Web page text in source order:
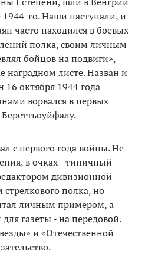
1944-го. Наши наступали, и
часто находился в боевых
полка, своим личным
бойцов на подвиги»,
наградном листе. Назван и
16 октября 1944 года
ворвался в первых
с первого года войны. Не
в очках - типичный
дивизионной
стрелкового полка, но
личным примером, а
газеты - на передовой.
и «Отечественной